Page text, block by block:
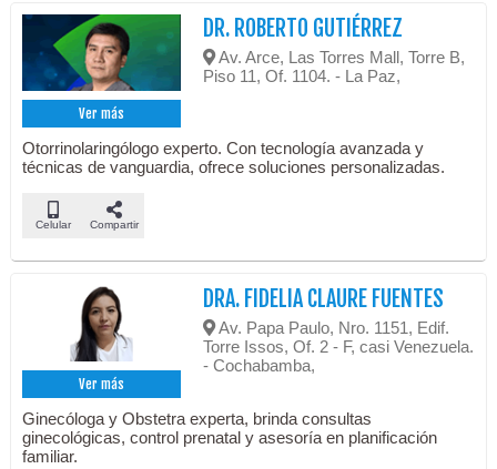
Ver más
DR. ROBERTO GUTIÉRREZ
Av. Arce, Las Torres Mall, Torre B,
Piso 11, Of. 1104. - La Paz,
Otorrinolaringólogo experto. Con tecnología avanzada y
técnicas de vanguardia, ofrece soluciones personalizadas.
Celular Compartir
Ver más
DRA. FIDELIA CLAURE FUENTES
Av. Papa Paulo, Nro. 1151, Edif.
Torre Issos, Of. 2 - F, casi Venezuela.
- Cochabamba,
Ginecóloga y Obstetra experta, brinda consultas
ginecológicas, control prenatal y asesoría en planificación
familiar.